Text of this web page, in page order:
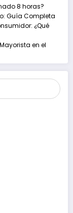
8 horas?
Guía Completa
¿Qué
en el